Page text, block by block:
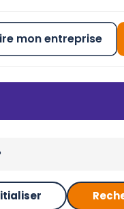
mon entreprise